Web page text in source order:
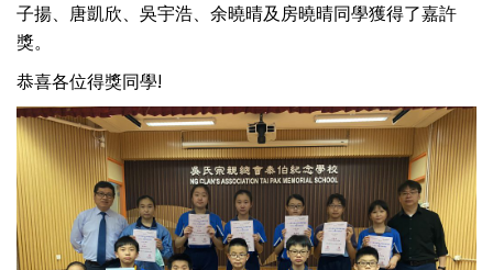
子揚、唐凱欣、吳宇浩、余曉晴及房曉晴同學獲得了嘉許
獎。
恭喜各位得獎同學!